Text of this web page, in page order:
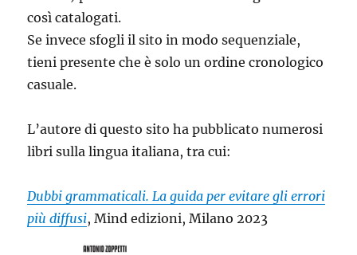
così catalogati.
Se invece sfogli il sito in modo sequenziale,
tieni presente che è solo un ordine cronologico
casuale.
L’autore di questo sito ha pubblicato numerosi
libri sulla lingua italiana, tra cui:
Dubbi grammaticali. La guida per evitare gli errori
più diffusi, Mind edizioni, Milano 2023